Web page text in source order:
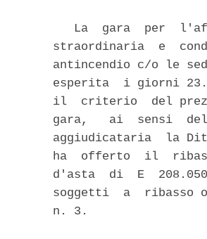
La  gara  per
straordinaria  e
antincendio c/o le
esperita  i giorni
il  criterio  del
gara,   ai  sensi
aggiudicataria  la
ha  offerto  il
d'asta  di  E
soggetti  a  ribasso
n. 3.